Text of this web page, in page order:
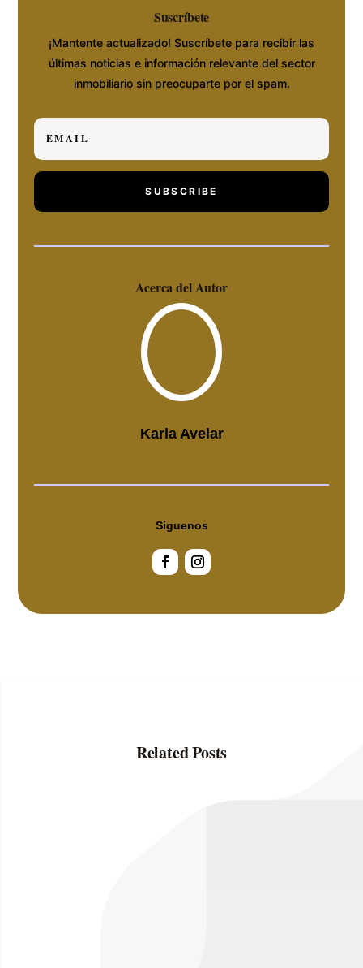
Suscríbete
¡Mantente actualizado! Suscríbete para recibir las
últimas noticias e información relevante del sector
inmobiliario sin preocuparte por el spam.
SUBSCRIBE
Acerca del Autor
Karla Avelar
Siguenos
Related Posts